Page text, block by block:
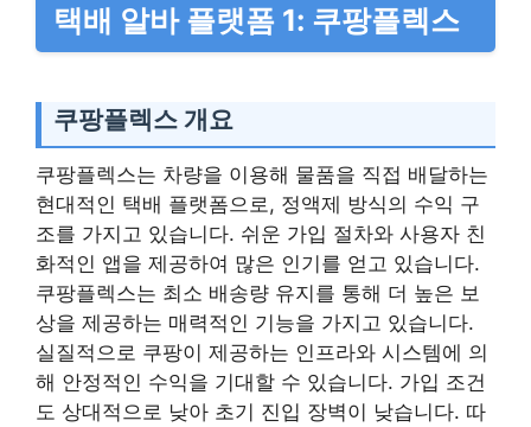
택배 알바 플랫폼 1: 쿠팡플렉스
쿠팡플렉스 개요
쿠팡플렉스는 차량을 이용해 물품을 직접 배달하는
현대적인 택배 플랫폼으로, 정액제 방식의 수익 구
조를 가지고 있습니다. 쉬운 가입 절차와 사용자 친
화적인 앱을 제공하여 많은 인기를 얻고 있습니다.
쿠팡플렉스는 최소 배송량 유지를 통해 더 높은 보
상을 제공하는 매력적인 기능을 가지고 있습니다.
실질적으로 쿠팡이 제공하는 인프라와 시스템에 의
해 안정적인 수익을 기대할 수 있습니다. 가입 조건
도 상대적으로 낮아 초기 진입 장벽이 낮습니다. 따